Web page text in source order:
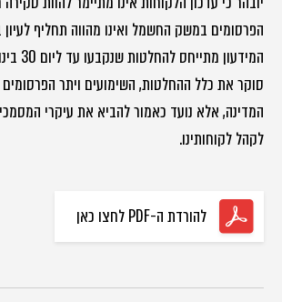
הפרסומים במשק החשמל ואינו מהווה תחליף
סוקר את כלל ההחלטות, השימועים ויתר
המדינה, אלא נועד כאמור להביא את עיקרי
לקהל לקוחותינו.
להורדת ה-PDF לחצו כאן